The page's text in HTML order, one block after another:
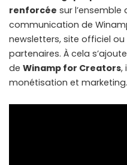
renforcée sur
communication de
newsletters, site officiel
partenaires. À cela
de Winamp for Creators,
monétisation et marketing.